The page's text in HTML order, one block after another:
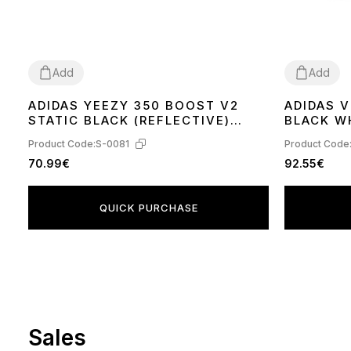
Add
36 3738 39 404142 43 4445
ADIDAS YEEZY 350 BOOST V2
STATIC BLACK (REFLECTIVE)
Product Code:S-0081
70.99€
QUICK PURCHASE
Add
36 3738 39
ADIDAS
BLACK
Product
92.55€
Sales